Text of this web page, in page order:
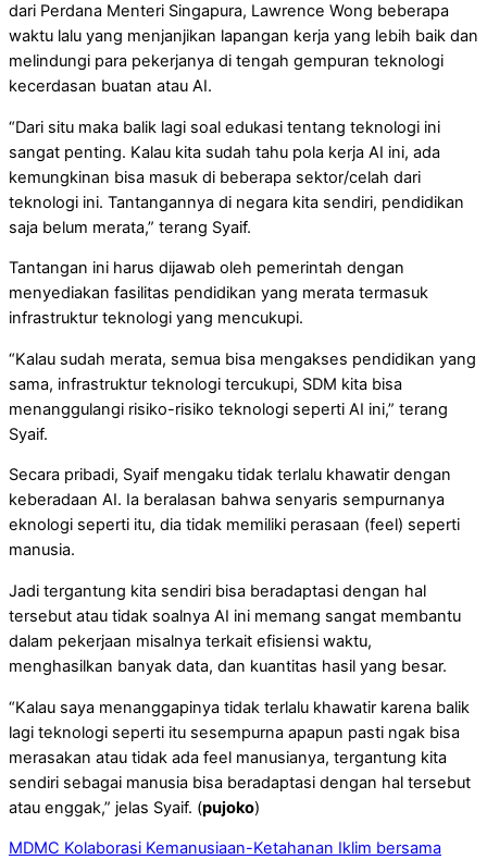
dari Perdana Menteri Singapura, Lawrence Wong beberapa
waktu lalu yang menjanjikan lapangan kerja yang lebih baik dan
melindungi para pekerjanya di tengah gempuran teknologi
kecerdasan buatan atau AI.
“Dari situ maka balik lagi soal edukasi tentang teknologi ini
sangat penting. Kalau kita sudah tahu pola kerja AI ini, ada
kemungkinan bisa masuk di beberapa sektor/celah dari
teknologi ini. Tantangannya di negara kita sendiri, pendidikan
saja belum merata,” terang Syaif.
Tantangan ini harus dijawab oleh pemerintah dengan
menyediakan fasilitas pendidikan yang merata termasuk
infrastruktur teknologi yang mencukupi.
“Kalau sudah merata, semua bisa mengakses pendidikan yang
sama, infrastruktur teknologi tercukupi, SDM kita bisa
menanggulangi risiko-risiko teknologi seperti AI ini,” terang
Syaif.
Secara pribadi, Syaif mengaku tidak terlalu khawatir dengan
keberadaan AI. Ia beralasan bahwa senyaris sempurnanya
eknologi seperti itu, dia tidak memiliki perasaan (feel) seperti
manusia.
Jadi tergantung kita sendiri bisa beradaptasi dengan hal
tersebut atau tidak soalnya AI ini memang sangat membantu
dalam pekerjaan misalnya terkait efisiensi waktu,
menghasilkan banyak data, dan kuantitas hasil yang besar.
“Kalau saya menanggapinya tidak terlalu khawatir karena balik
lagi teknologi seperti itu sesempurna apapun pasti ngak bisa
merasakan atau tidak ada feel manusianya, tergantung kita
sendiri sebagai manusia bisa beradaptasi dengan hal tersebut
atau enggak,” jelas Syaif. (pujoko)
MDMC Kolaborasi Kemanusiaan-Ketahanan Iklim bersama